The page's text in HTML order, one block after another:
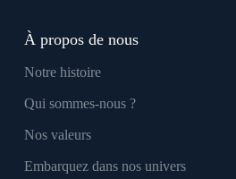
À propos de nous
Notre histoire
Qui sommes-nous ?
Nos valeurs
Embarquez dans nos univers